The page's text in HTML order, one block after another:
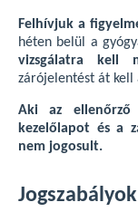
Felhívjuk a
héten belül a
vizsgálatra kell
zárójelentést át kell
Aki az ellenőrző
kezelőlapot és a
nem jogosult.